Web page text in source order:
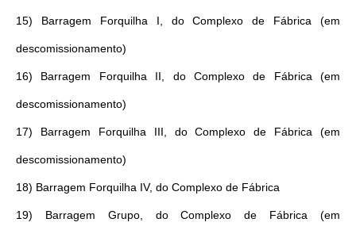
15) Barragem Forquilha I, do Complexo de Fábrica (em
descomissionamento)
16) Barragem Forquilha II, do Complexo de Fábrica (em
descomissionamento)
17) Barragem Forquilha III, do Complexo de Fábrica (em
descomissionamento)
18) Barragem Forquilha IV, do Complexo de Fábrica
19) Barragem Grupo, do Complexo de Fábrica (em